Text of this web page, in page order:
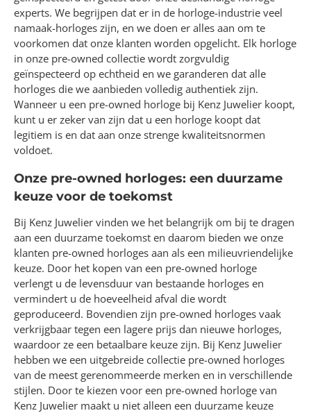
experts. We begrijpen dat er in de horloge-industrie veel
namaak-horloges zijn, en we doen er alles aan om te
voorkomen dat onze klanten worden opgelicht. Elk horloge
in onze pre-owned collectie wordt zorgvuldig
geïnspecteerd op echtheid en we garanderen dat alle
horloges die we aanbieden volledig authentiek zijn.
Wanneer u een pre-owned horloge bij Kenz Juwelier koopt,
kunt u er zeker van zijn dat u een horloge koopt dat
legitiem is en dat aan onze strenge kwaliteitsnormen
voldoet.
Onze pre-owned horloges: een duurzame
keuze voor de toekomst
Bij Kenz Juwelier vinden we het belangrijk om bij te dragen
aan een duurzame toekomst en daarom bieden we onze
klanten pre-owned horloges aan als een milieuvriendelijke
keuze. Door het kopen van een pre-owned horloge
verlengt u de levensduur van bestaande horloges en
vermindert u de hoeveelheid afval die wordt
geproduceerd. Bovendien zijn pre-owned horloges vaak
verkrijgbaar tegen een lagere prijs dan nieuwe horloges,
waardoor ze een betaalbare keuze zijn. Bij Kenz Juwelier
hebben we een uitgebreide collectie pre-owned horloges
van de meest gerenommeerde merken en in verschillende
stijlen. Door te kiezen voor een pre-owned horloge van
Kenz Juwelier maakt u niet alleen een duurzame keuze